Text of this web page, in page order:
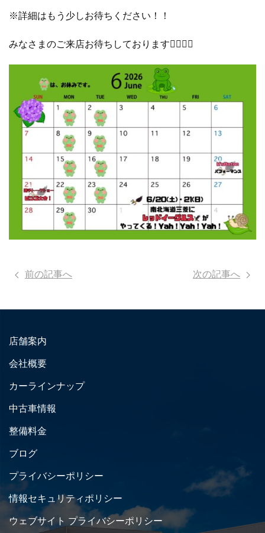
※詳細はもう少しお待ちください！！
みなさまのご来店お待ちしております❤️‍🔥❤️‍🔥
前の記事へ 次の記事へ
店舗案内
会社概要
カーラインナップ
中古車情報
整備料金
ブログ
プライバシーポリシー
情報セキュリティポリシー
ウェブサイト プライバシーポリシー